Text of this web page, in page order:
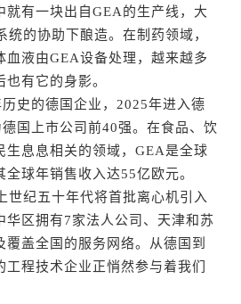
就有一块出自GEA的生产线，大
统的协助下酿造。在制药领域，
血液由GEA设备处理，越来越多
有它的身影。
的德国企业，2025年进入德
国上市公司前40强。在食品、饮
生息息相关的领域，GEA是全球
球年销售收入达55亿欧元。
纪五十年代将首批离心机引入
华区拥有7家法人公司、天津和苏
盖全国的服务网络。从德国到
程技术企业正悄然参与着我们